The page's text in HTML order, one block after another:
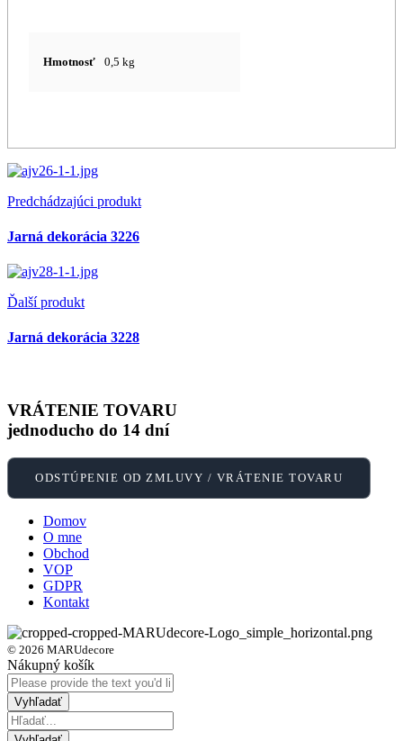
Hmotnosť 0,5 kg
Predchádzajúci produkt
Jarná dekorácia 3226
Ďalší produkt
Jarná dekorácia 3228
VRÁTENIE TOVARU
jednoducho do 14 dní
ODSTÚPENIE OD ZMLUVY / VRÁTENIE TOVARU
Domov
O mne
Obchod
VOP
GDPR
Kontakt
© 2026 MARUdecore
Nákupný košík